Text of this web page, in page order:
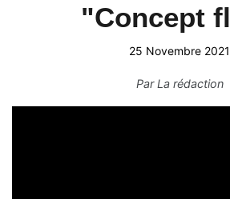
"Concept
25 Novembre 2021
ParLa rédaction